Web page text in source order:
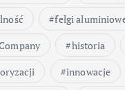
felgi
historia
innowacje